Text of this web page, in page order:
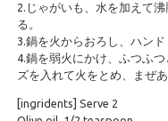
2.じゃがいも、水を加えて
る。
3.鍋を火からおろし、ハン
4.鍋を弱火にかけ、ふつふ
ズを入れて火をとめ、まぜあ
[ingridents] Serve 2